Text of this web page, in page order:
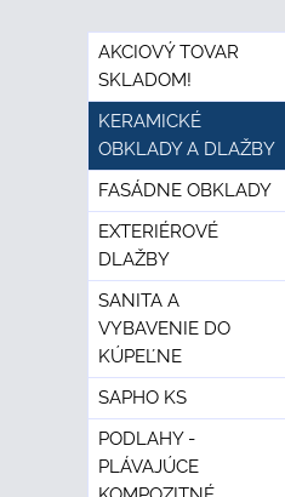
AKCIOVÝ TOVAR
SKLADOM!
KERAMICKÉ
OBKLADY A DLAŽBY
FASÁDNE OBKLADY
EXTERIÉROVÉ
DLAŽBY
SANITA A
VYBAVENIE DO
KÚPEĽNE
SAPHO KS
PODLAHY -
PLÁVAJÚCE